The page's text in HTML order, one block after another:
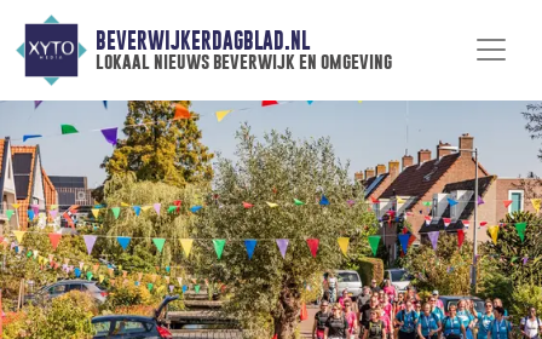
BEVERWIJKERDAGBLAD.NL
lokaal nieuws beverwijk en omgeving